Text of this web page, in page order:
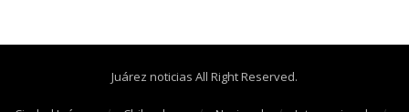
Juárez noticias All Right Reserved.